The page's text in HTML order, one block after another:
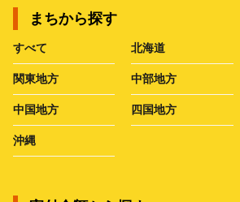
まちから探す
すべて 北海道
関東地方 中部地方
中国地方 四国地方
沖縄